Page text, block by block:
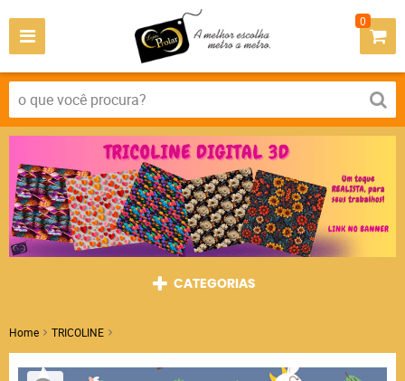
0
CATEGORIAS
Home TRICOLINE